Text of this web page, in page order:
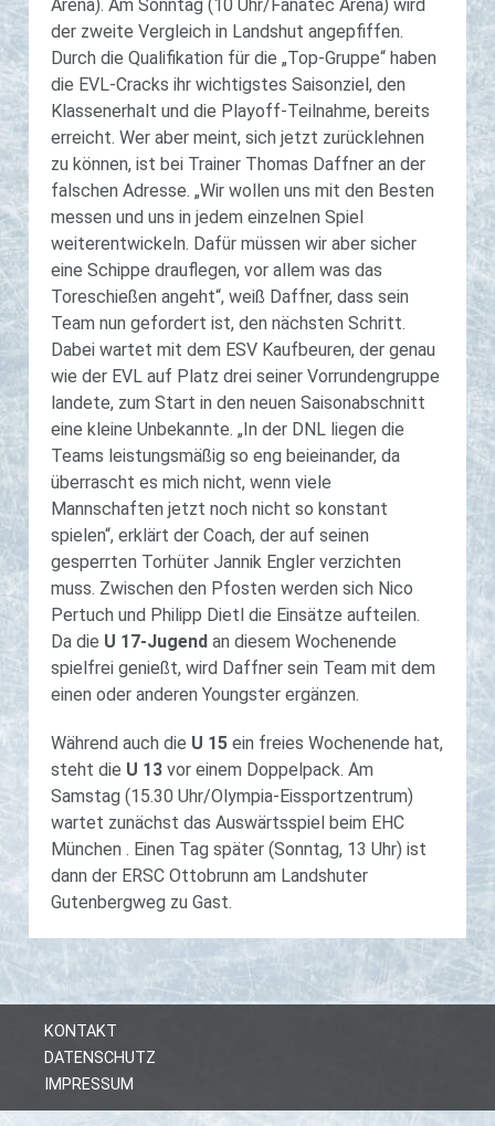
Arena). Am Sonntag (10 Uhr/Fanatec Arena) wird
der zweite Vergleich in Landshut angepfiffen.
Durch die Qualifikation für die „Top-Gruppe“ haben
die EVL-Cracks ihr wichtigstes Saisonziel, den
Klassenerhalt und die Playoff-Teilnahme, bereits
erreicht. Wer aber meint, sich jetzt zurücklehnen
zu können, ist bei Trainer Thomas Daffner an der
falschen Adresse. „Wir wollen uns mit den Besten
messen und uns in jedem einzelnen Spiel
weiterentwickeln. Dafür müssen wir aber sicher
eine Schippe drauflegen, vor allem was das
Toreschießen angeht“, weiß Daffner, dass sein
Team nun gefordert ist, den nächsten Schritt.
Dabei wartet mit dem ESV Kaufbeuren, der genau
wie der EVL auf Platz drei seiner Vorrundengruppe
landete, zum Start in den neuen Saisonabschnitt
eine kleine Unbekannte. „In der DNL liegen die
Teams leistungsmäßig so eng beieinander, da
überrascht es mich nicht, wenn viele
Mannschaften jetzt noch nicht so konstant
spielen“, erklärt der Coach, der auf seinen
gesperrten Torhüter Jannik Engler verzichten
muss. Zwischen den Pfosten werden sich Nico
Pertuch und Philipp Dietl die Einsätze aufteilen.
Da die U 17-Jugend an diesem Wochenende
spielfrei genießt, wird Daffner sein Team mit dem
einen oder anderen Youngster ergänzen.
Während auch die U 15 ein freies Wochenende hat,
steht die U 13 vor einem Doppelpack. Am
Samstag (15.30 Uhr/Olympia-Eissportzentrum)
wartet zunächst das Auswärtsspiel beim EHC
München . Einen Tag später (Sonntag, 13 Uhr) ist
dann der ERSC Ottobrunn am Landshuter
Gutenbergweg zu Gast.
KONTAKT
DATENSCHUTZ
IMPRESSUM